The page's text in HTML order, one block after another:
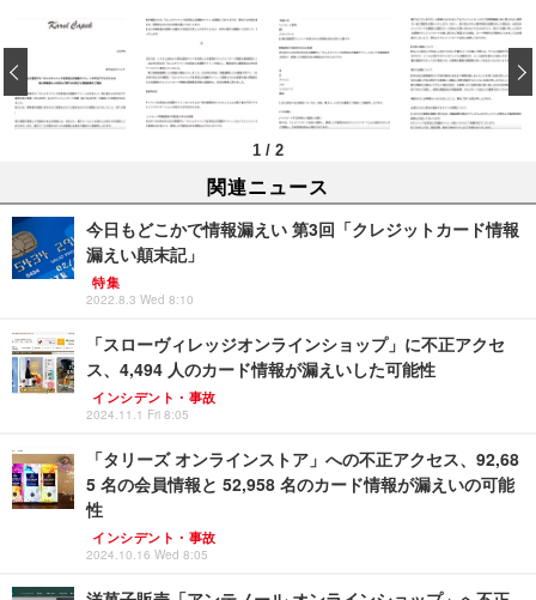
1 / 2
‹
関連ニュース
今日もどこかで情報漏えい 第3回「クレジットカード情報
漏えい顛末記」
特集
2022.8.3 Wed 8:10
「スローヴィレッジオンラインショップ」に不正アクセ
ス、4,494 人のカード情報が漏えいした可能性
インシデント・事故
2024.11.1 Fri 8:05
「タリーズ オンラインストア」への不正アクセス、92,68
5 名の会員情報と 52,958 名のカード情報が漏えいの可能
性
インシデント・事故
2024.10.16 Wed 8:05